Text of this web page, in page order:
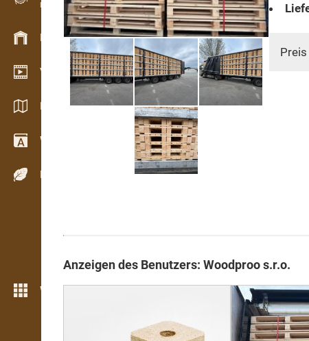
Holzbestandsaufnahme im Gelände
Bestandsmanagement
Video Showroom
Kataloge / Broschüren
Wörterbuch
Holzarten
Weitere Funktionen
Preis
Anzeigen des Benutzers: Woodproo s.r.o.